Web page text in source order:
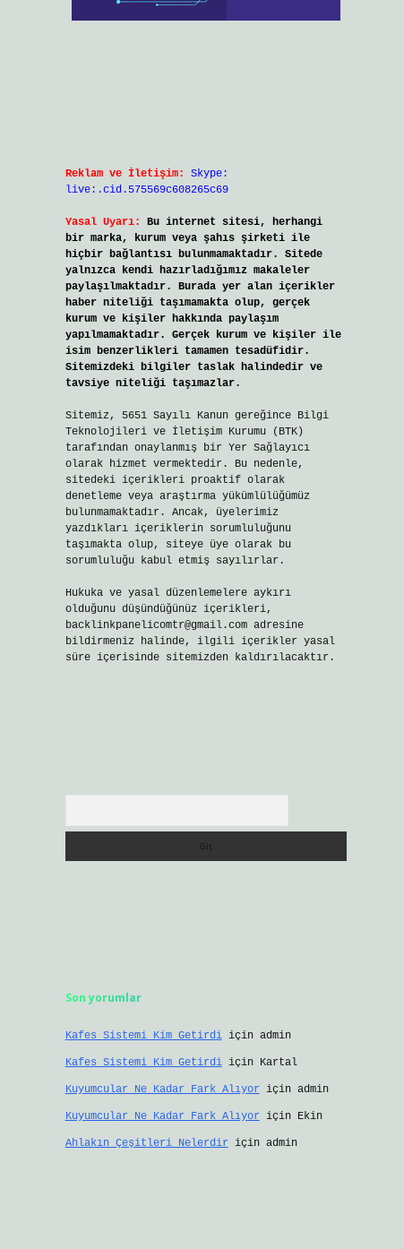
Reklam ve İletişim:
Skype:
live:.cid.575569c608265c69
Yasal Uyarı:
Bu internet sitesi, herhangi
bir marka, kurum veya şahıs şirketi ile
hiçbir bağlantısı bulunmamaktadır. Sitede
yalnızca kendi hazırladığımız makaleler
paylaşılmaktadır. Burada yer alan içerikler
haber niteliği taşımamakta olup, gerçek
kurum ve kişiler hakkında paylaşım
yapılmamaktadır. Gerçek kurum ve kişiler ile
isim benzerlikleri tamamen tesadüfidir.
Sitemizdeki bilgiler taslak halindedir ve
tavsiye niteliği taşımazlar.
Sitemiz, 5651 Sayılı Kanun gereğince Bilgi
Teknolojileri ve İletişim Kurumu (BTK)
tarafından onaylanmış bir Yer Sağlayıcı
olarak hizmet vermektedir. Bu nedenle,
sitedeki içerikleri proaktif olarak
denetleme veya araştırma yükümlülüğümüz
bulunmamaktadır. Ancak, üyelerimiz
yazdıkları içeriklerin sorumluluğunu
taşımakta olup, siteye üye olarak bu
sorumluluğu kabul etmiş sayılırlar.
Hukuka ve yasal düzenlemelere aykırı
olduğunu düşündüğünüz içerikleri,
backlinkpanelicomtr@gmail.comadresine
bildirmeniz halinde, ilgili içerikler yasal
süre içerisinde sitemizden kaldırılacaktır.
Son yorumlar
Kafes Sistemi Kim Getirdiiçin admin
Kafes Sistemi Kim Getirdiiçin Kartal
Kuyumcular Ne Kadar Fark Alıyor için admin
Kuyumcular Ne Kadar Fark Alıyor için Ekin
Ahlakın Çeşitleri Nelerdir için admin